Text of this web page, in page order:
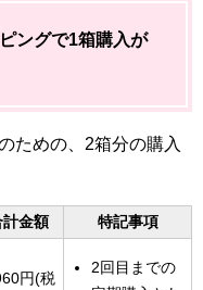
ングで1箱購入が
ための、2箱分の購入
計金額 特記事項
円(税
2回目までの